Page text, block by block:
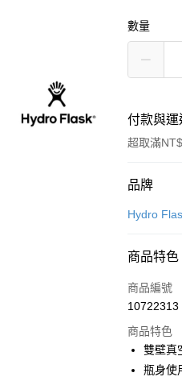
數量
付款與
超取滿
付款方式
信用卡一
悠遊付
運送方式
品牌
Hydro
商品特色
商品編號
10722313
商品特色
雙壁真
瓶身使